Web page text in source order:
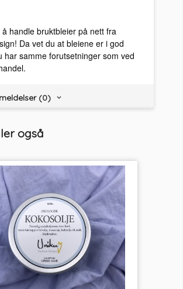
handle bruktbleier på nett fra
Da vet du at bleiene er i god
har samme forutsetninger som ved
(0)
også